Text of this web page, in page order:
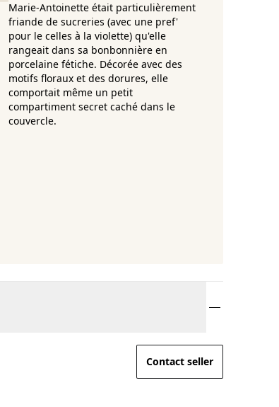
Marie-Antoinette était particulièrement
friande de sucreries (avec une pref'
pour le celles à la violette) qu'elle
rangeait dans sa bonbonnière en
porcelaine fétiche. Décorée avec des
motifs floraux et des dorures, elle
comportait même un petit
compartiment secret caché dans le
couvercle.
Contact seller